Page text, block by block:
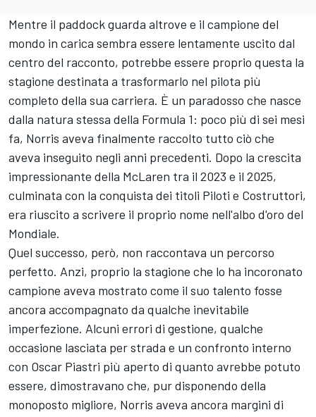
Mentre il paddock guarda altrove e il campione del
mondo in carica sembra essere lentamente uscito dal
centro del racconto, potrebbe essere proprio questa la
stagione destinata a trasformarlo nel pilota più
completo della sua carriera. È un paradosso che nasce
dalla natura stessa della Formula 1: poco più di sei mesi
fa, Norris aveva finalmente raccolto tutto ciò che
aveva inseguito negli anni precedenti. Dopo la crescita
impressionante della McLaren tra il 2023 e il 2025,
culminata con la conquista dei titoli Piloti e Costruttori,
era riuscito a scrivere il proprio nome nell'albo d'oro del
Mondiale.
Quel successo, però, non raccontava un percorso
perfetto. Anzi, proprio la stagione che lo ha incoronato
campione aveva mostrato come il suo talento fosse
ancora accompagnato da qualche inevitabile
imperfezione. Alcuni errori di gestione, qualche
occasione lasciata per strada e un confronto interno
con Oscar Piastri più aperto di quanto avrebbe potuto
essere, dimostravano che, pur disponendo della
monoposto migliore, Norris aveva ancora margini di